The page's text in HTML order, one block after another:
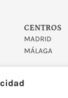
CENTROS
MADRID
MÁLAGA